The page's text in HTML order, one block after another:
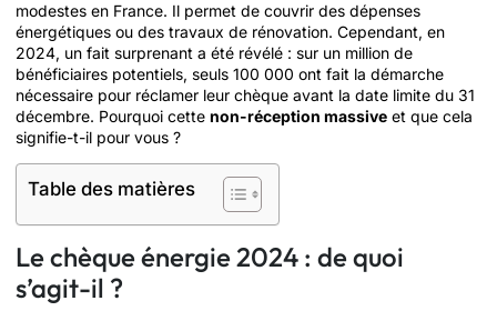
modestes en France. Il permet de couvrir des dépenses
énergétiques ou des travaux de rénovation. Cependant, en
2024, un fait surprenant a été révélé : sur un million de
bénéficiaires potentiels, seuls 100 000 ont fait la démarche
nécessaire pour réclamer leur chèque avant la date limite du 31
décembre. Pourquoi cette non-réception massive et que cela
signifie-t-il pour vous ?
Table des matières
Le chèque énergie 2024 : de quoi
s’agit-il ?